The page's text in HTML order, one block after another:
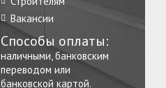
Вакансии
Способы оплаты:
наличными, банковским
переводом или
банковской картой.